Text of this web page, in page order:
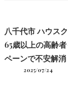
八千代市 ハウス
65歳以上の高齢
ペーンで不安解消
2025/07/24